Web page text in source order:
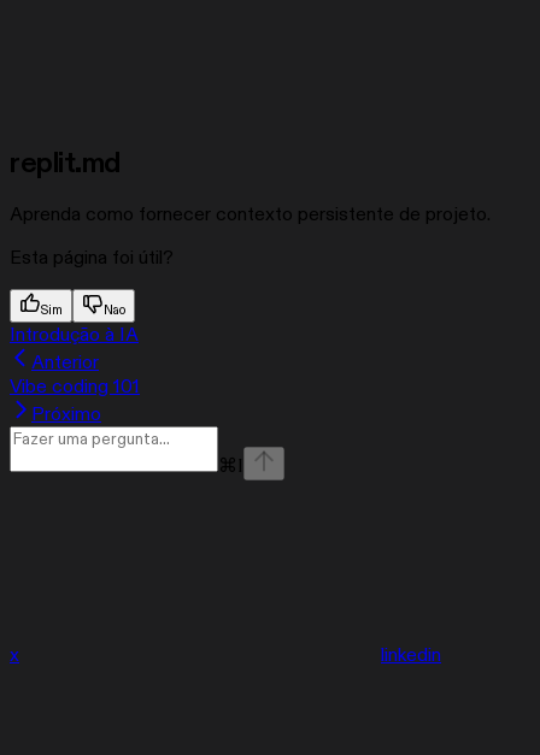
replit.md
Aprenda como fornecer contexto persistente de projeto.
Esta página foi útil?
Sim Nao
Introdução à IA
Anterior
Vibe coding 101
Próximo
⌘ I
x linkedin